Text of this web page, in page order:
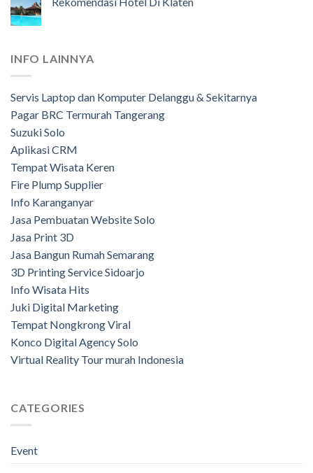
INFO LAINNYA
Servis Laptop dan Komputer Delanggu & Sekitarnya
Pagar BRC Termurah Tangerang
Suzuki Solo
Aplikasi CRM
Tempat Wisata Keren
Fire Plump Supplier
Info Karanganyar
Jasa Pembuatan Website Solo
Jasa Print 3D
Jasa Bangun Rumah Semarang
3D Printing Service Sidoarjo
Info Wisata Hits
Juki Digital Marketing
Tempat Nongkrong Viral
Konco Digital Agency Solo
Virtual Reality Tour murah Indonesia
CATEGORIES
Event